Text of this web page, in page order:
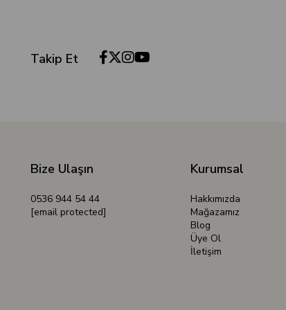
Takip Et
Bize Ulaşın
0536 944 54 44
[email protected]
Kurumsal
Hakkımızda
Mağazamız
Blog
Üye Ol
İletişim